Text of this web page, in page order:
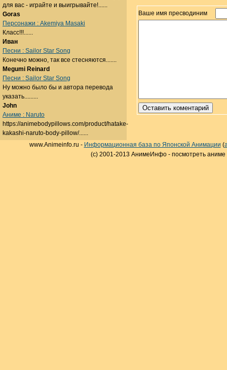
Ваше имя пресводиним
для вас - играйте и выигрывайте!......
Goras
Персонажи : Akemiya Masaki
Класс!!!......
Иван
Песни : Sailor Star Song
Конечно можно, так все стесняются.......
Megumi Reinard
Песни : Sailor Star Song
Ну можно было бы и автора перевода
указать.........
John
Аниме : Naruto
https://animebodypillows.com/product/hatake-
kakashi-naruto-body-pillow/......
www.Animeinfo.ru - Информационная база по Японской Анимации (
(c) 2001-2013 АнимеИнфо - посмотреть аниме